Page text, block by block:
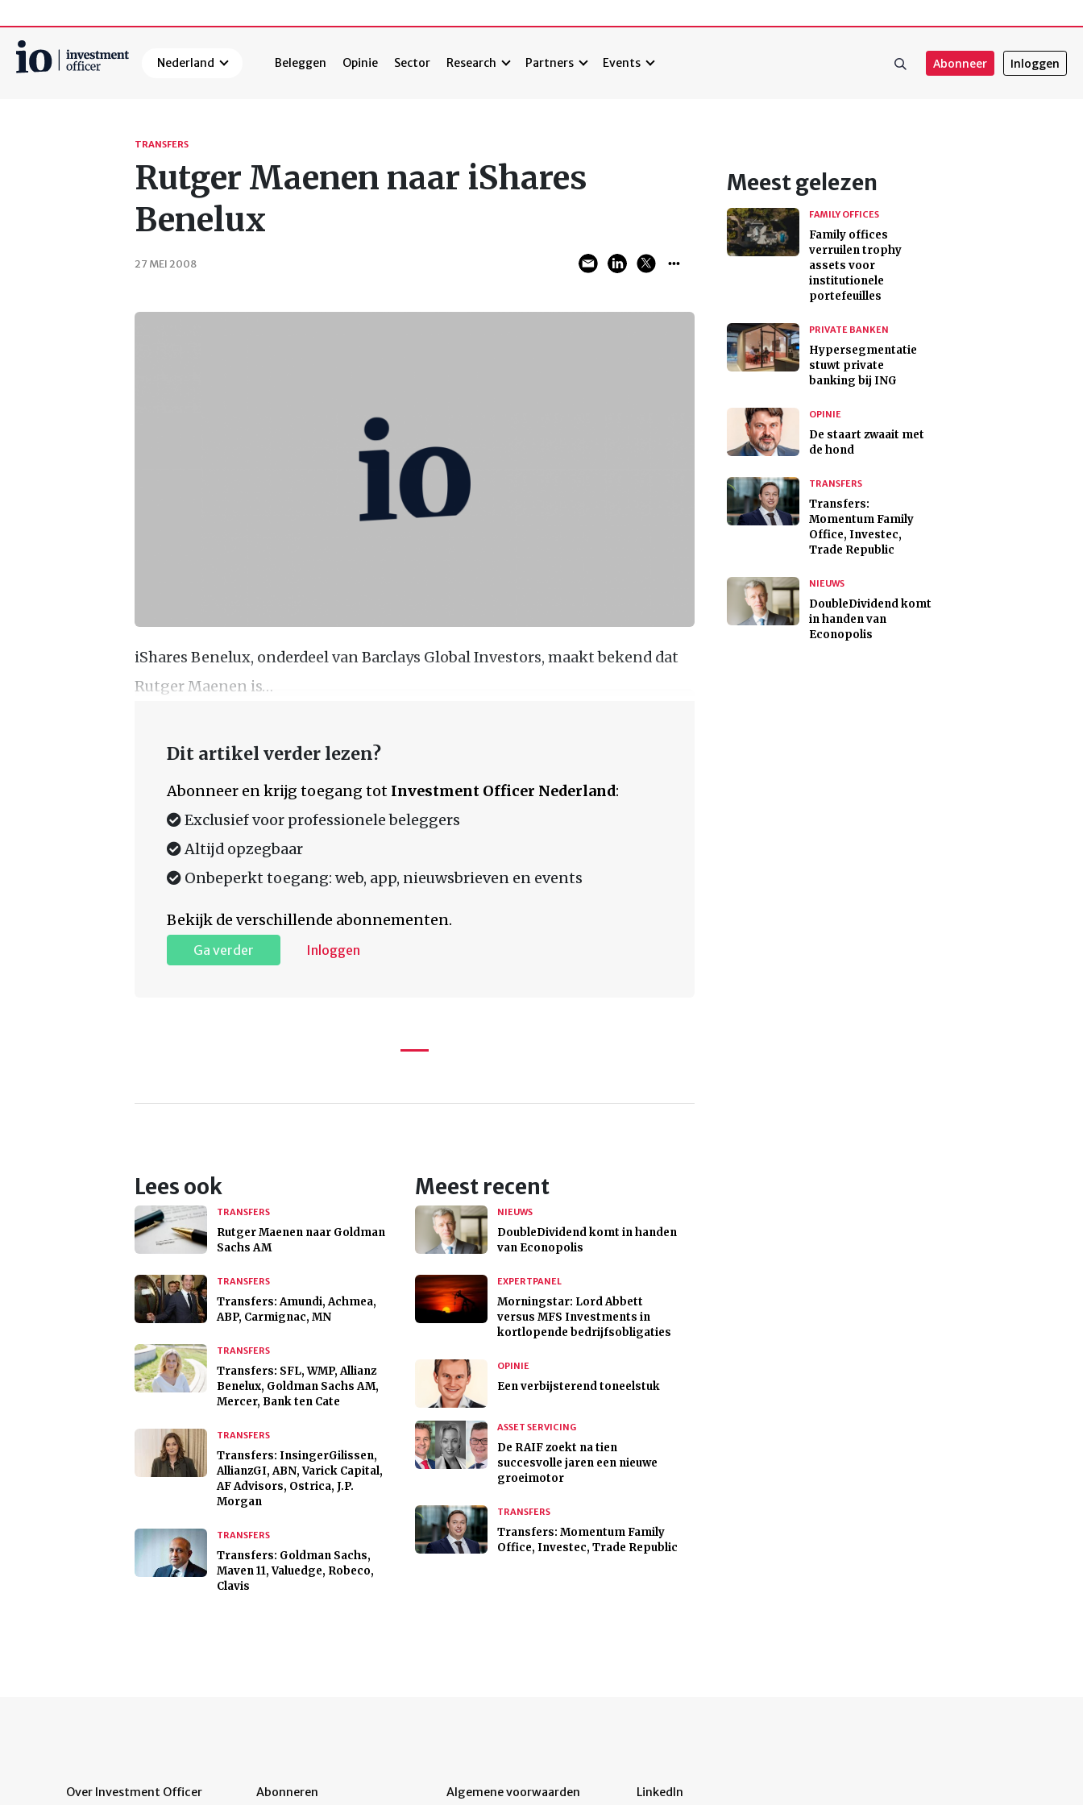
Nederland Beleggen Opinie Sector Research Partners Events Abonneer Inloggen
TRANSFERS
Rutger Maenen naar iShares
Benelux
27 MEI 2008
iShares Benelux, onderdeel van Barclays Global Investors, maakt bekend dat
Rutger Maenen is…
Dit artikel verder lezen?
Abonneer en krijg toegang tot Investment Officer Nederland:
Exclusief voor professionele beleggers
Altijd opzegbaar
Onbeperkt toegang: web, app, nieuwsbrieven en events
Bekijk de verschillende abonnementen.
Ga verder Inloggen
Lees ook
TRANSFERS
Rutger Maenen naar Goldman
Sachs AM
TRANSFERS
Transfers: Amundi, Achmea,
ABP, Carmignac, MN
TRANSFERS
Transfers: SFL, WMP, Allianz
Benelux, Goldman Sachs AM,
Mercer, Bank ten Cate
TRANSFERS
Transfers: InsingerGilissen,
AllianzGI, ABN, Varick Capital,
AF Advisors, Ostrica, J.P.
Morgan
TRANSFERS
Transfers: Goldman Sachs,
Maven 11, Valuedge, Robeco,
Clavis
Meest recent
NIEUWS
DoubleDividend komt in handen
van Econopolis
EXPERTPANEL
Morningstar: Lord Abbett
versus MFS Investments in
kortlopende bedrijfsobligaties
OPINIE
Een verbijsterend toneelstuk
ASSET SERVICING
De RAIF zoekt na tien
succesvolle jaren een nieuwe
groeimotor
TRANSFERS
Transfers: Momentum Family
Office, Investec, Trade Republic
Meest gelezen
FAMILY OFFICES
Family offices
verruilen trophy
assets voor
institutionele
portefeuilles
PRIVATE BANKEN
Hypersegmentatie
stuwt private
banking bij ING
OPINIE
De staart zwaait met
de hond
TRANSFERS
Transfers:
Momentum Family
Office, Investec,
Trade Republic
NIEUWS
DoubleDividend komt
in handen van
Econopolis
Over Investment Officer Abonneren Algemene voorwaarden LinkedIn